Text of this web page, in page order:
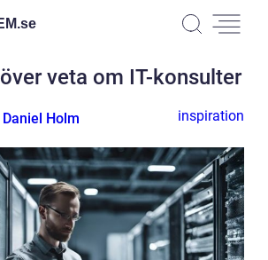
se
veta om IT-konsulter
Daniel Holm inspiration